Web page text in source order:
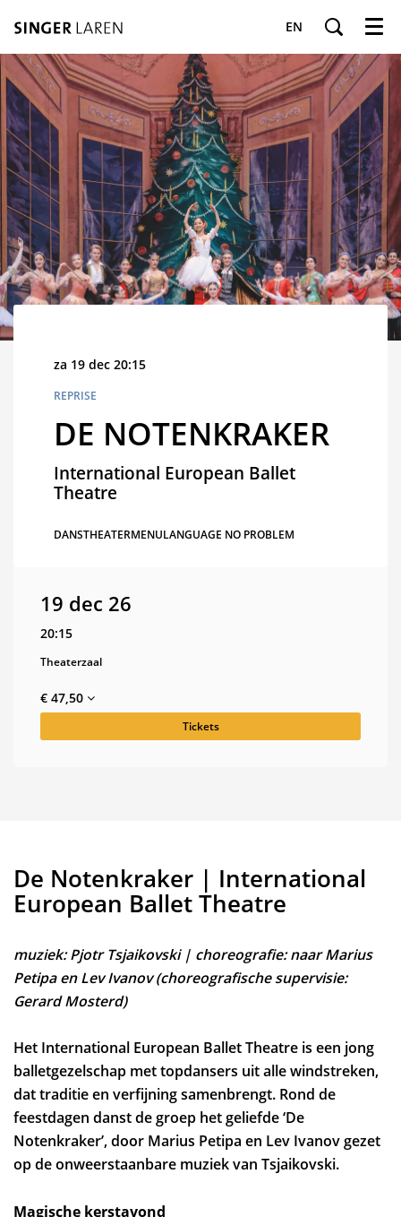
EN Menu
DE NOTENKRAKER
International European Ballet
Theatre
REPRISE
za 19 dec 20:15
DANSTHEATERMENULANGUAGE NO PROBLEM
19 dec 26
20:15
Theaterzaal
€ 47,50
Tickets
De Notenkraker | International
European Ballet Theatre
muziek: Pjotr Tsjaikovski | choreografie: naar Marius
Petipa en Lev Ivanov (choreografische supervisie:
Gerard Mosterd)
Het International European Ballet Theatre is een jong
balletgezelschap met topdansers uit alle windstreken,
dat traditie en verfijning samenbrengt. Rond de
feestdagen danst de groep het geliefde ‘De
Notenkraker’, door Marius Petipa en Lev Ivanov gezet
op de onweerstaanbare muziek van Tsjaikovski.
Magische kerstavond